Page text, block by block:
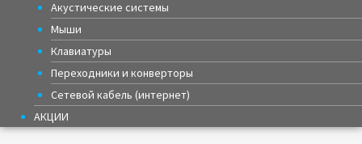
Акустические системы
Мыши
Клавиатуры
Переходники и конверторы
Сетевой кабель (интернет)
АКЦИИ